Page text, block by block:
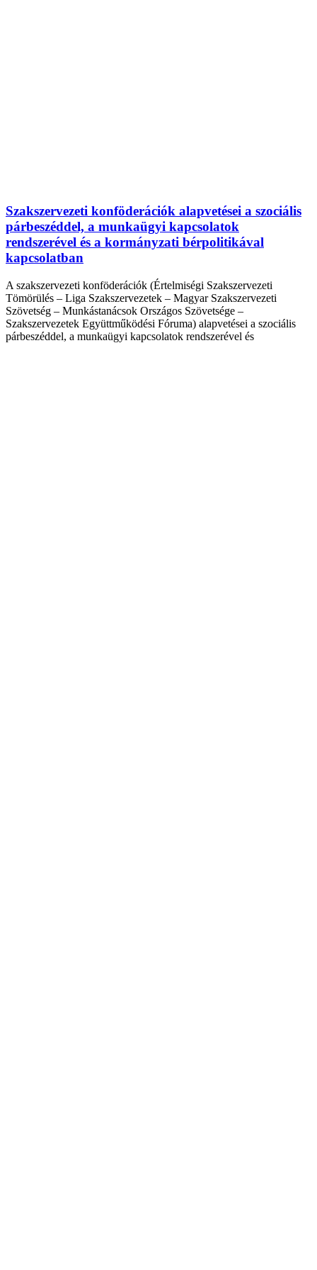
Szakszervezeti konföderációk alapvetései a szociális
párbeszéddel, a munkaügyi kapcsolatok
rendszerével és a kormányzati bérpolitikával
kapcsolatban
A szakszervezeti konföderációk (Értelmiségi Szakszervezeti
Tömörülés – Liga Szakszervezetek – Magyar Szakszervezeti
Szövetség – Munkástanácsok Országos Szövetsége –
Szakszervezetek Együttműködési Fóruma) alapvetései a szociális
párbeszéddel, a munkaügyi kapcsolatok rendszerével és